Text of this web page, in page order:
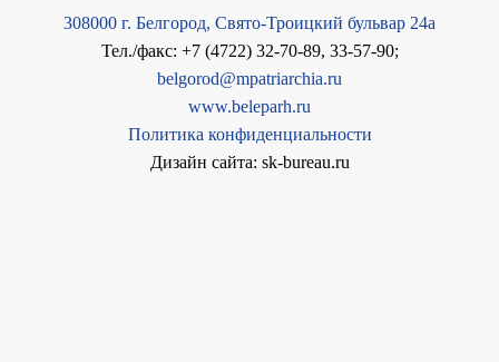
308000 г. Белгород, Свято-Троицкий бульвар 24а
Тел./факс: +7 (4722) 32-70-89, 33-57-90;
belgorod@mpatriarchia.ru
www.beleparh.ru
Политика конфиденциальности
Дизайн сайта: sk-bureau.ru